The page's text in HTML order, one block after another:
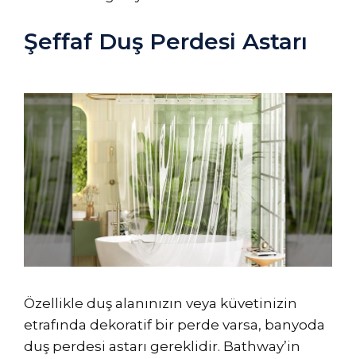
Şeffaf Duş Perdesi Astarı
Özellikle duş alanınızın veya küvetinizin
etrafında dekoratif bir perde varsa, banyoda
duş perdesi astarı gereklidir. Bathway’in